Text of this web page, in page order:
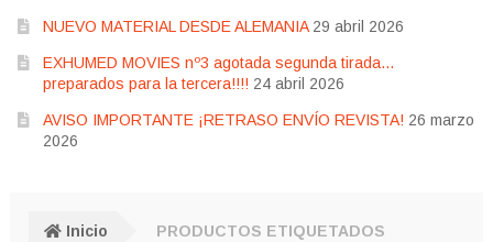
NUEVO MATERIAL DESDE ALEMANIA 29 abril 2026
EXHUMED MOVIES nº3 agotada segunda tirada…
preparados para la tercera!!!! 24 abril 2026
AVISO IMPORTANTE ¡RETRASO ENVÍO REVISTA! 26 marzo
2026
Inicio
PRODUCTOS ETIQUETADOS